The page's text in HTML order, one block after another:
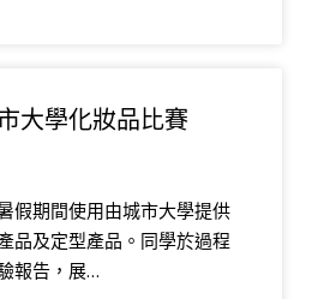
大學化妝品比賽
假期間使用由城市大學提供
品及定型產品。同學於過程
報告，展…